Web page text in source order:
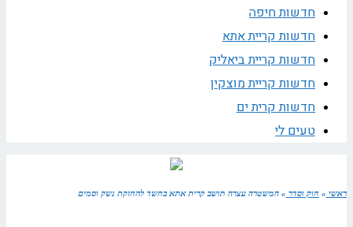
חדשות חיפה
חדשות קריית אתא
חדשות קריית ביאליק
חדשות קריית מוצקין
חדשות קרית ים
טעים לי
ראשי » חוק וסדר » המשטרה עצרה תושב קרית אתא בחשד להחזקת נשק וסמים